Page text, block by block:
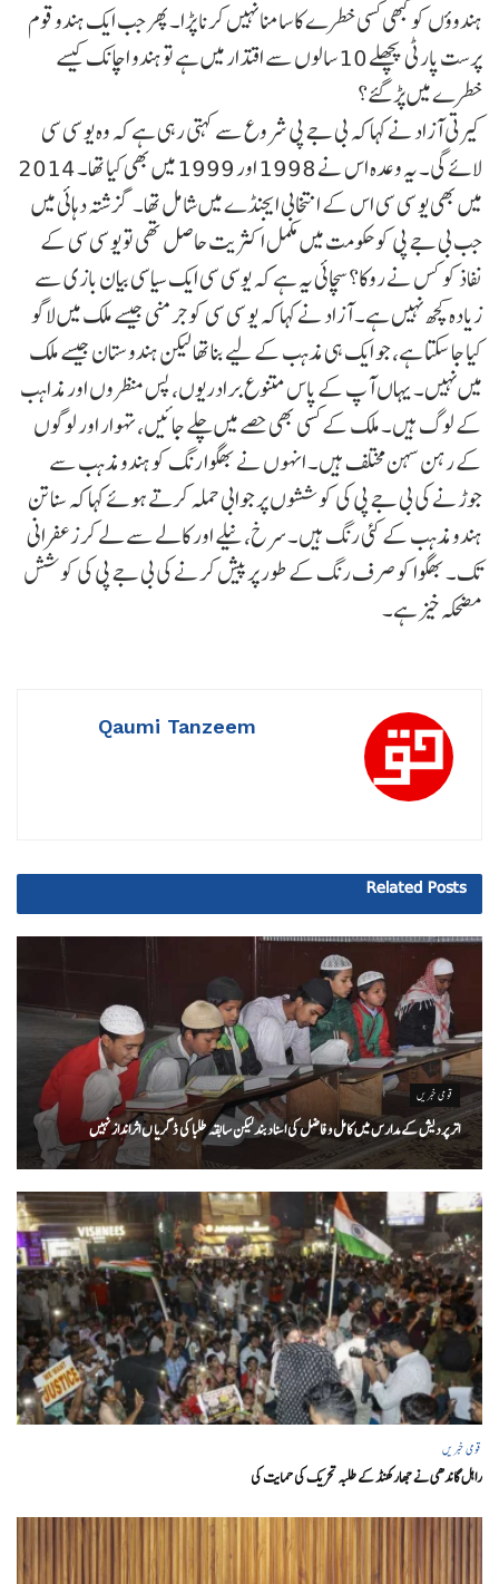
ہندوؤں کو کبھی کسی خطرے کا سامنا نہیں کرنا پڑا۔ پھر جب ایک ہندو قوم
پرست پارٹی پچھلے 10 سالوں سے اقتدار میں ہے تو ہندو اچانک کیسے
خطرے میں پڑ گئے؟
کیرتی آزاد نے کہا کہ بی جے پی شروع سے کہتی رہی ہے کہ وہ یو سی سی
لائے گی۔ یہ وعدہ اس نے 1998 اور 1999 میں بھی کیا تھا۔ 2014
میں بھی یو سی سی اس کے انتخابی ایجنڈے میں شامل تھا۔ گزشتہ دہائی میں
جب بی جے پی کو حکومت میں مکمل اکثریت حاصل تھی تو یو سی سی کے
نفاذ کو کس نے روکا؟ سچائی یہ ہے کہ یوسی سی ایک سیاسی بیان بازی سے
زیادہ کچھ نہیں ہے۔ آزاد نے کہا کہ یو سی سی کو جرمنی جیسے ملک میں لاگو
کیا جا سکتا ہے، جو ایک ہی مذہب کے لیے بنا تھا لیکن ہندوستان جیسے ملک
میں نہیں۔ یہاں آپ کے پاس متنوع برادریوں، پس منظروں اور مذاہب
کے لوگ ہیں۔ ملک کے کسی بھی حصے میں چلے جائیں، تہوار اور لوگوں
کے رہن سہن مختلف ہیں۔ انہوں نے بھگوا رنگ کو ہندو مذہب سے
جوڑنے کی بی جے پی کی کوششوں پر جوابی حملہ کرتے ہوئے کہا کہ سناتن
ہندو مذہب کے کئی رنگ ہیں۔ سرخ، نیلے اور کالے سے لے کر زعفرانی
تک۔ بھگوا کو صرف رنگ کے طور پر پیش کرنے کی بی جے پی کی کوشش
مضحکہ خیز ہے۔
Qaumi Tanzeem
Related Posts
قومی خبریں
اتر پردیش کےمدارس میں کامل و فاضل کی اسناد بند لیکن سابقہ طلبا کی ڈگریا ں اثرانداز نہیں
قومی خبریں
راہل گاندھی نے جھارکھنڈ کے طلبہ تحریک کی حمایت کی